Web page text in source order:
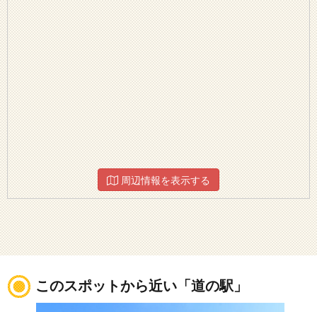
周辺情報を表示する
このスポットから近い「道の駅」